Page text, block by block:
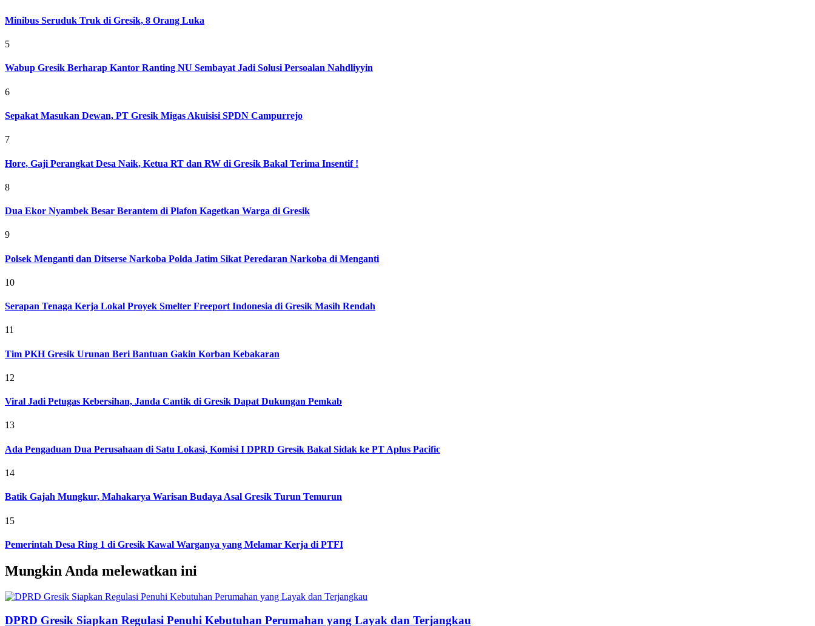
Minibus Seruduk Truk di Gresik, 8 Orang Luka
5
Wabup Gresik Berharap Kantor Ranting NU Sembayat Jadi Solusi Persoalan Nahdliyyin
6
Sepakat Masukan Dewan, PT Gresik Migas Akuisisi SPDN Campurrejo
7
Hore, Gaji Perangkat Desa Naik, Ketua RT dan RW di Gresik Bakal Terima Insentif !
8
Dua Ekor Nyambek Besar Berantem di Plafon Kagetkan Warga di Gresik
9
Polsek Menganti dan Ditserse Narkoba Polda Jatim Sikat Peredaran Narkoba di Menganti
10
Serapan Tenaga Kerja Lokal Proyek Smelter Freeport Indonesia di Gresik Masih Rendah
11
Tim PKH Gresik Urunan Beri Bantuan Gakin Korban Kebakaran
12
Viral Jadi Petugas Kebersihan, Janda Cantik di Gresik Dapat Dukungan Pemkab
13
Ada Pengaduan Dua Perusahaan di Satu Lokasi, Komisi I DPRD Gresik Bakal Sidak ke PT Aplus Pacific
14
Batik Gajah Mungkur, Mahakarya Warisan Budaya Asal Gresik Turun Temurun
15
Pemerintah Desa Ring 1 di Gresik Kawal Warganya yang Melamar Kerja di PTFI
Mungkin Anda melewatkan ini
DPRD Gresik Siapkan Regulasi Penuhi Kebutuhan Perumahan yang Layak dan Terjangkau